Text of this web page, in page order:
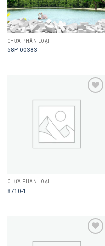
CHƯA PHÂN LOẠI
58P-00383
CHƯA PHÂN LOẠI
8710-1